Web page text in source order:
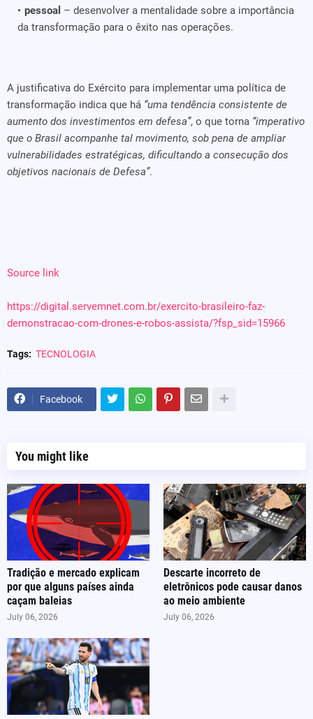
pessoal – desenvolver a mentalidade sobre a importância
da transformação para o êxito nas operações.
A justificativa do Exército para implementar uma política de
transformação indica que há “uma tendência consistente de
aumento dos investimentos em defesa”, o que torna “imperativo
que o Brasil acompanhe tal movimento, sob pena de ampliar
vulnerabilidades estratégicas, dificultando a consecução dos
objetivos nacionais de Defesa”.
Source link
https://digital.servemnet.com.br/exercito-brasileiro-faz-
demonstracao-com-drones-e-robos-assista/?fsp_sid=15966
Tags: TECNOLOGIA
Facebook
You might like
Tradição e mercado explicam
por que alguns países ainda
caçam baleias
July 06, 2026
Descarte incorreto de
eletrônicos pode causar danos
ao meio ambiente
July 06, 2026